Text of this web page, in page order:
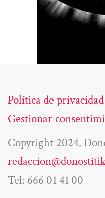
Política de privacidad
Gestionar
Copyright 2024.
Tel: 666 01 41 00